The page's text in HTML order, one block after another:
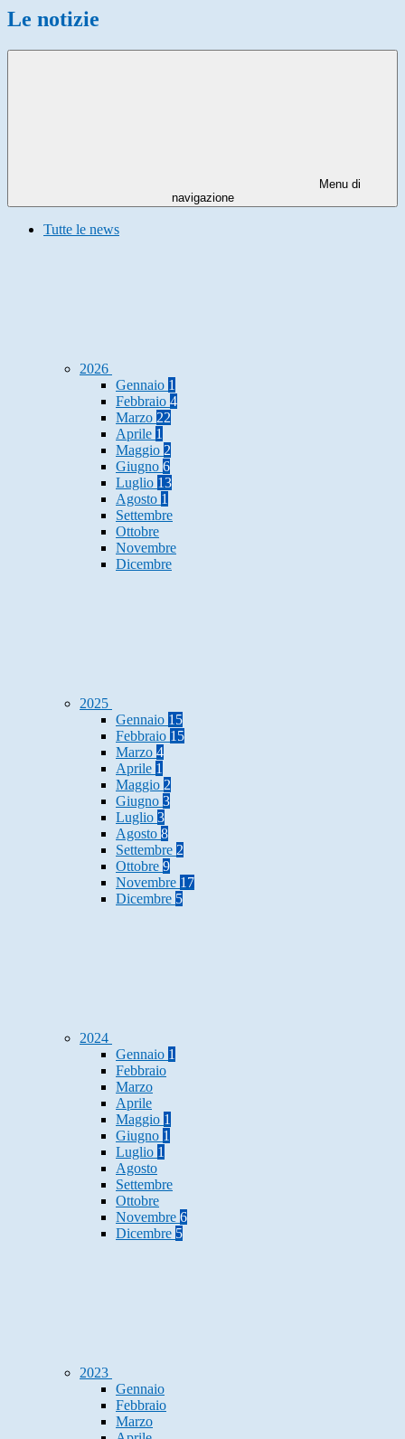
Le notizie
Menu di
navigazione
Tutte le news
2026
Gennaio 1
Febbraio 4
Marzo 22
Aprile 1
Maggio 2
Giugno 6
Luglio 13
Agosto 1
Settembre
Ottobre
Novembre
Dicembre
2025
Gennaio 15
Febbraio 15
Marzo 4
Aprile 1
Maggio 2
Giugno 3
Luglio 3
Agosto 8
Settembre 2
Ottobre 9
Novembre 17
Dicembre 5
2024
Gennaio 1
Febbraio
Marzo
Aprile
Maggio 1
Giugno 1
Luglio 1
Agosto
Settembre
Ottobre
Novembre 6
Dicembre 5
2023
Gennaio
Febbraio
Marzo